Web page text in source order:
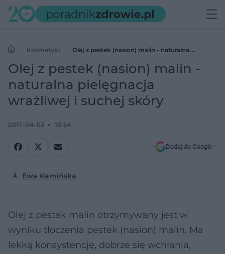
Kosmetyki
Olej z pestek (nasion) malin - naturalna
pielęgnacja wrażliwej i suchej skóry
Olej z pestek (nasion) malin -
naturalna pielęgnacja
wrażliwej i suchej skóry
2017-04-03 13:54
Dodaj do Google
Ewa Kamińska
Olej z pestek malin otrzymywany jest w
wyniku tłoczenia pestek (nasion) malin. Ma
lekką konsystencję, dobrze się wchłania,